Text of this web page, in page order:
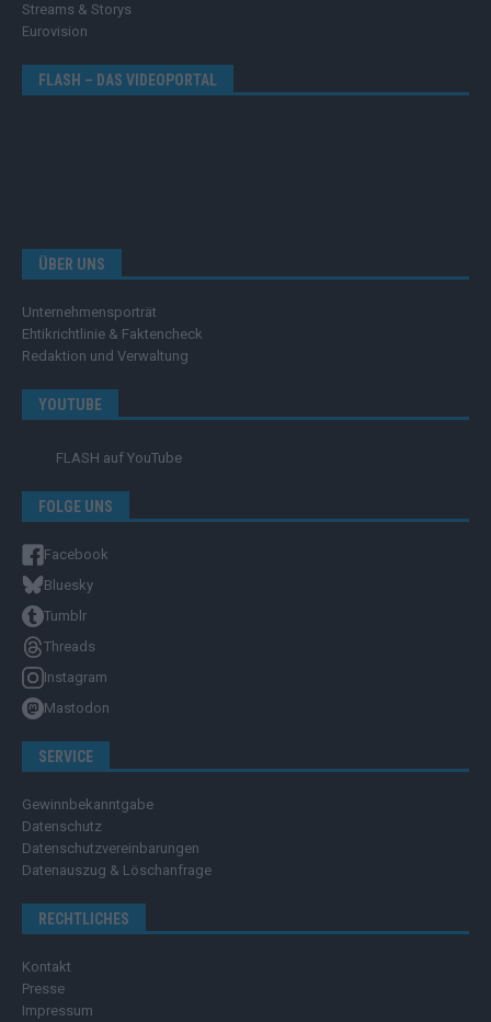
Streams & Storys
Eurovision
FLASH – DAS VIDEOPORTAL
ÜBER UNS
Unternehmensporträt
Ehtikrichtlinie & Faktencheck
Redaktion und Verwaltung
YOUTUBE
FLASH auf YouTube
FOLGE UNS
Facebook
Bluesky
Tumblr
Threads
Instagram
Mastodon
SERVICE
Gewinnbekanntgabe
Datenschutz
Datenschutzvereinbarungen
Datenauszug & Löschanfrage
RECHTLICHES
Kontakt
Presse
Impressum